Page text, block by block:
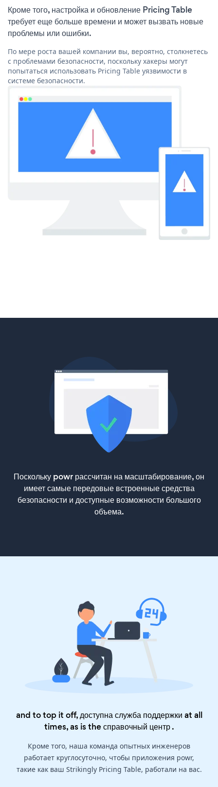
Кроме того, настройка и обновление Pricing Table
требует еще больше времени и может вызвать новые
проблемы или ошибки.
По мере роста вашей компании вы, вероятно, столкнетесь
с проблемами безопасности, поскольку хакеры могут
попытаться использовать Pricing Table уязвимости в
системе безопасности.
Поскольку powr рассчитан на масштабирование, он
имеет самые передовые встроенные средства
безопасности и доступные возможности большого
объема.
and to top it off, доступна служба поддержки at all
times, as is theсправочный центр.
Кроме того, наша команда опытных инженеров
работает круглосуточно, чтобы приложения powr,
такие как ваш Strikingly Pricing Table, работали на вас.